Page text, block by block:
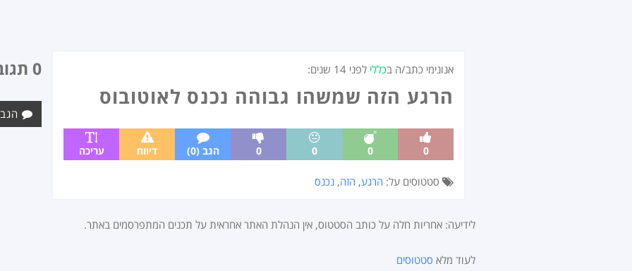
אנונימי כתב/ה בכללי לפני 14 שנים :
הרגע הזה שמשהו גבוהה נכנס לאוטובוס
0
0
0
0 הגב (0) דיווח עריכה
סטטוסים על: הרגע, הזה, נכנס
0 תגובות
לידיעה: אחריות חלה על כותב הסטטוס, אין הנהלת האתר אחראית על תכנים המתפרסמים באתר.
לעוד מלא סטטוסים